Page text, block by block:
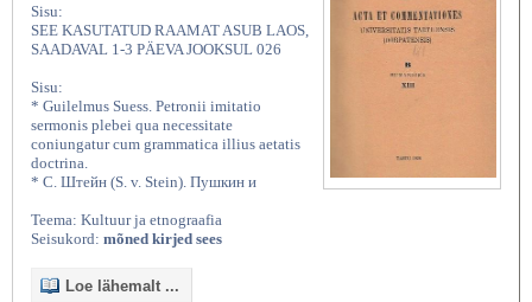
Sisu:
SEE KASUTATUD RAAMAT ASUB LAOS,
SAADAVAL 1-3 PÄEVA JOOKSUL 026
Sisu:
* Guilelmus Suess. Petronii imitatio
sermonis plebei qua necessitate
coniungatur cum grammatica illius aetatis
doctrina.
* С. Штейн (S. v. Stein). Пушкин и
Teema: Kultuur ja etnograafia
Seisukord: mõned kirjed sees
Loe lähemalt ...